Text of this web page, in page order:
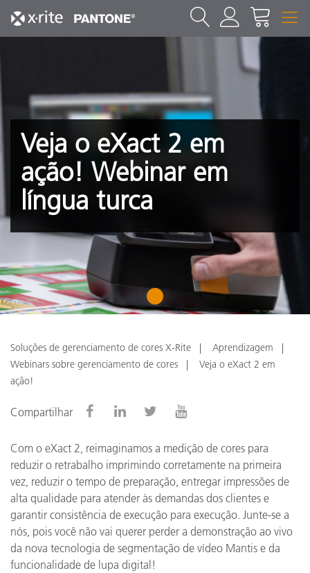
Veja o eXact 2 em
ação! Webinar em
língua turca
1
Soluções de gerenciamento de cores X-Rite
Aprendizagem
Webinars sobre gerenciamento de cores
Veja o eXact 2 em
ação!
Compartilhar
Com o eXact 2, reimaginamos a medição de cores para
reduzir o retrabalho imprimindo corretamente na primeira
vez, reduzir o tempo de preparação, entregar impressões de
alta qualidade para atender às demandas dos clientes e
garantir consistência de execução para execução. Junte-se a
nós, pois você não vai querer perder a demonstração ao vivo
da nova tecnologia de segmentação de vídeo Mantis e da
funcionalidade de lupa digital!